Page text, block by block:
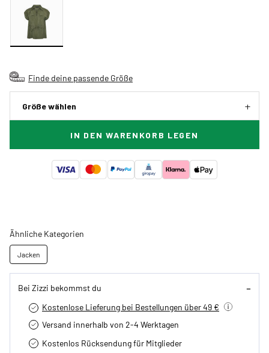
Finde deine passende Größe
Größe wählen
IN DEN WARENKORB LEGEN
Ähnliche Kategorien
Jacken
Bei Zizzi bekommst du
Kostenlose Lieferung bei Bestellungen über 49 €
Versand innerhalb von 2-4 Werktagen
Kostenlos Rücksendung für Mitglieder